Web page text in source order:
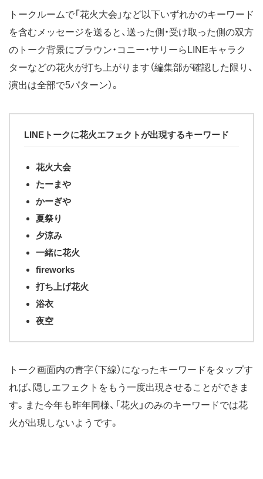
トークルームで「花火大会」など以下いずれかのキーワード
を含むメッセージを送ると、送った側・受け取った側の双方
のトーク背景にブラウン・コニー・サリーらLINEキャラク
ターなどの花火が打ち上がります（編集部が確認した限り、
演出は全部で5パターン）。
LINEトークに花火エフェクトが出現するキーワード
花火大会
たーまや
かーぎや
夏祭り
夕涼み
一緒に花火
fireworks
打ち上げ花火
浴衣
夜空
トーク画面内の青字（下線）になったキーワードをタップす
れば、隠しエフェクトをもう一度出現させることができま
す。また今年も昨年同様、「花火」のみのキーワードでは花
火が出現しないようです。